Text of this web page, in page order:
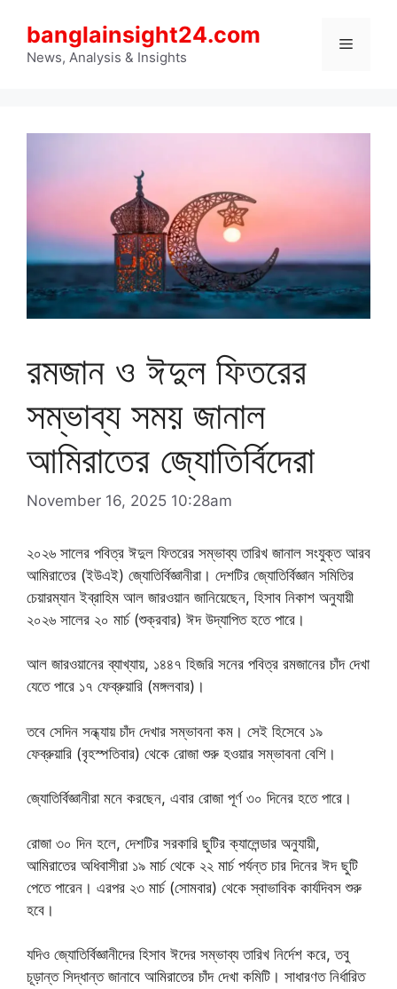
content
banglainsight24.com
News, Analysis & Insights
Menu
রমজান ও ঈদুল ফিতরের
সম্ভাব্য সময় জানাল
আমিরাতের জ্যোতির্বিদেরা
November 16, 2025 10:28am
২০২৬ সালের পবিত্র ঈদুল ফিতরের সম্ভাব্য তারিখ জানাল সংযুক্ত আরব
আমিরাতের (ইউএই) জ্যোতির্বিজ্ঞানীরা। দেশটির জ্যোতির্বিজ্ঞান সমিতির
চেয়ারম্যান ইব্রাহিম আল জারওয়ান জানিয়েছেন, হিসাব নিকাশ অনুযায়ী
২০২৬ সালের ২০ মার্চ (শুক্রবার) ঈদ উদ্‌যাপিত হতে পারে।
আল জারওয়ানের ব্যাখ্যায়, ১৪৪৭ হিজরি সনের পবিত্র রমজানের চাঁদ দেখা
যেতে পারে ১৭ ফেব্রুয়ারি (মঙ্গলবার)।
তবে সেদিন সন্ধ্যায় চাঁদ দেখার সম্ভাবনা কম। সেই হিসেবে ১৯
ফেব্রুয়ারি (বৃহস্পতিবার) থেকে রোজা শুরু হওয়ার সম্ভাবনা বেশি।
জ্যোতির্বিজ্ঞানীরা মনে করছেন, এবার রোজা পূর্ণ ৩০ দিনের হতে পারে।
রোজা ৩০ দিন হলে, দেশটির সরকারি ছুটির ক্যালেন্ডার অনুযায়ী,
আমিরাতের অধিবাসীরা ১৯ মার্চ থেকে ২২ মার্চ পর্যন্ত চার দিনের ঈদ ছুটি
পেতে পারেন। এরপর ২৩ মার্চ (সোমবার) থেকে স্বাভাবিক কার্যদিবস শুরু
হবে।
যদিও জ্যোতির্বিজ্ঞানীদের হিসাব ঈদের সম্ভাব্য তারিখ নির্দেশ করে, তবু
চূড়ান্ত সিদ্ধান্ত জানাবে আমিরাতের চাঁদ দেখা কমিটি। সাধারণত নির্ধারিত